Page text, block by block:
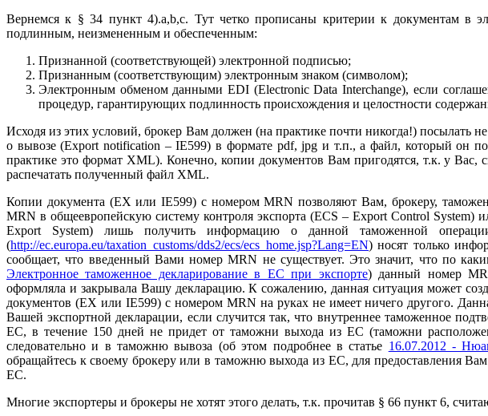
Вернемся к § 34 пункт 4).a,b,c. Тут четко прописаны критерии к документам в
подлинным, неизмененным и обеспеченным:
Признанной (соответствующей) электронной подписью;
Признанным (соответствующим) электронным знаком (символом);
Электронным обменом данными EDI (Electronic Data Interchange), если
процедур, гарантирующих подлинность происхождения и целостности
Исходя из этих условий, брокер Вам должен (на практике почти никогда!) посылать
о вывозе (Export notification – IE599) в формате pdf, jpg и т.п., а файл, который он
практике это формат XML). Конечно, копии документов Вам пригодятся, т.к. у Вас,
распечатать полученный файл XML.
Копии документа (EX или IE599) с номером MRN позволяют Вам, брокеру,
MRN в общеевропейскую систему контроля экспорта (ECS – Export Control System)
Export System) лишь получить информацию о данной таможенной
(http://ec.europa.eu/taxation_customs/dds2/ecs/ecs_home.jsp?Lang=EN) носят только
сообщает, что введенный Вами номер MRN не существует. Это значит, что по
Электронное таможенное декларирование в ЕС при экспорте) данный номер
оформляла и закрывала Вашу декларацию. К сожалению, данная ситуация может
документов (EX или IE599) с номером MRN на руках не имеет ничего другого.
Вашей экспортной декларации, если случится так, что внутреннее таможенное
ЕС, в течение 150 дней не придет от таможни выхода из ЕС (таможни
следовательно и в таможню вывоза (об этом подробнее в статье 16.07.2012 -
обращайтесь к своему брокеру или в таможню выхода из ЕС, для предоставления
ЕС.
Многие экспортеры и брокеры не хотят этого делать, т.к. прочитав § 66 пункт 6,